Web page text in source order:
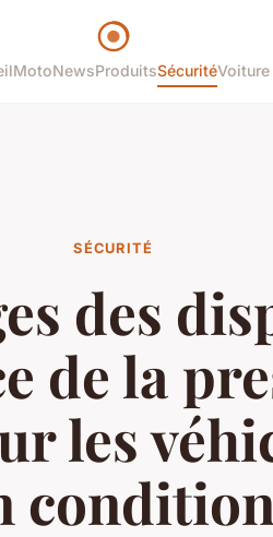
MotoNewsProduitsSécuritéVoiture
SÉCURITÉ
des
de la
les